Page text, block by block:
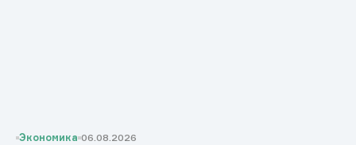
Экономика 06.08.2026